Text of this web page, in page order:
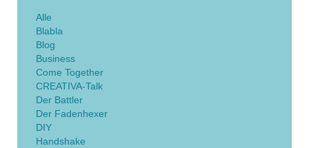
Alle
Blabla
Blog
Business
Come Together
CREATIVA-Talk
Der Battler
Der Fadenhexer
DIY
Handshake